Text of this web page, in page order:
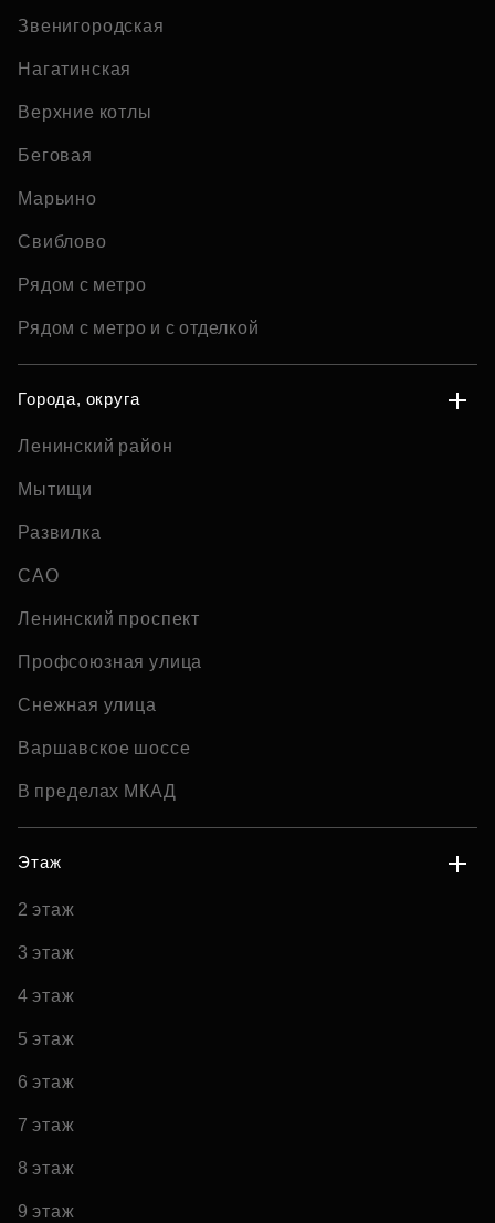
Звенигородская
Нагатинская
Верхние котлы
Беговая
Марьино
Свиблово
Рядом с метро
Рядом с метро и с отделкой
Города, округа
Ленинский район
Мытищи
Развилка
САО
Ленинский проспект
Профсоюзная улица
Снежная улица
Варшавское шоссе
В пределах МКАД
Этаж
2 этаж
3 этаж
4 этаж
5 этаж
6 этаж
7 этаж
8 этаж
9 этаж